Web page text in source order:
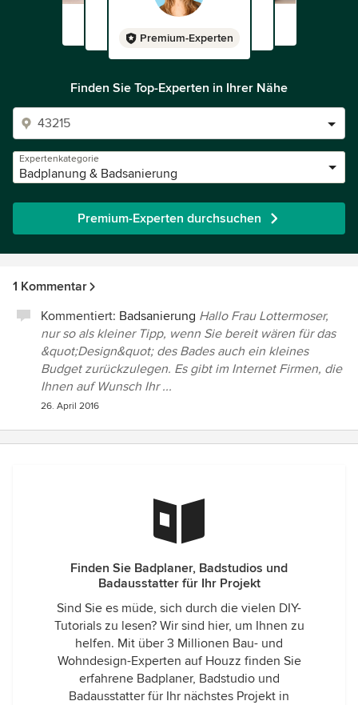
Premium-Experten
Finden Sie Top-Experten in Ihrer Nähe
Expertenkategorie
Badplanung & Badsanierung
Premium-Experten durchsuchen
1 Kommentar
Kommentiert: Badsanierung Hallo Frau Lottermoser,
nur so als kleiner Tipp, wenn Sie bereit wären für das
&quot;Design&quot; des Bades auch ein kleines
Budget zurückzulegen. Es gibt im Internet Firmen, die
Ihnen auf Wunsch Ihr ...
26. April 2016
Finden Sie Badplaner, Badstudios und
Badausstatter für Ihr Projekt
Sind Sie es müde, sich durch die vielen DIY-
Tutorials zu lesen? Wir sind hier, um Ihnen zu
helfen. Mit über 3 Millionen Bau- und
Wohndesign-Experten auf Houzz finden Sie
erfahrene Badplaner, Badstudio und
Badausstatter für Ihr nächstes Projekt in